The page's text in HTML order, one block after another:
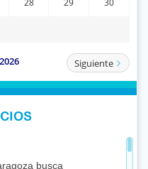
busca